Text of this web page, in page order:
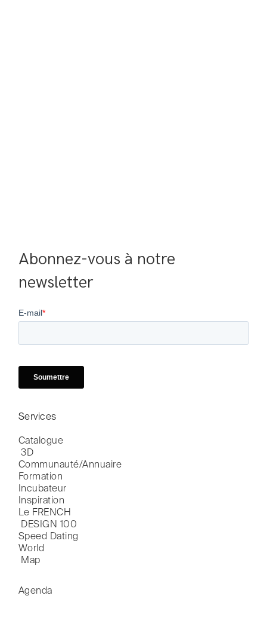
Abonnez-vous à notre
newsletter
Services
Catalogue
3D
Communauté/Annuaire
Formation
Incubateur
Inspiration
Le FRENCH
DESIGN 100
Speed Dating
World
Map
Agenda